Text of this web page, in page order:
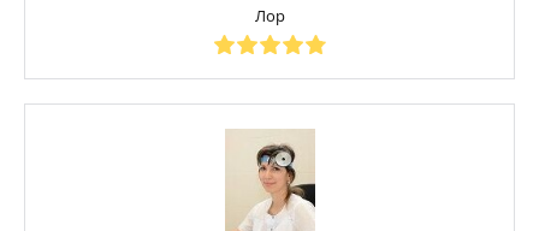
Лор